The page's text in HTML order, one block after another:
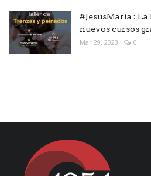
#JesusMaria :
nuevos cursos
Mar 29, 2023 0